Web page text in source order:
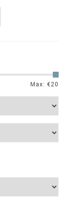
Max: €20